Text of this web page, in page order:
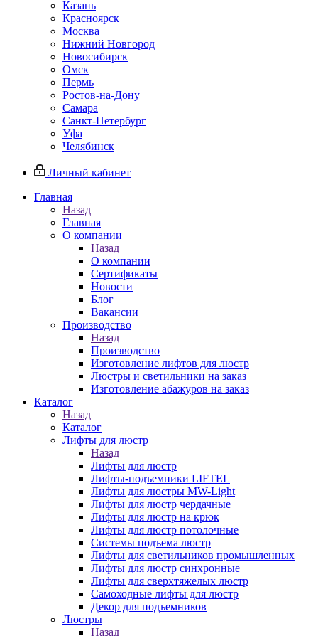
Казань
Красноярск
Москва
Нижний Новгород
Новосибирск
Омск
Пермь
Ростов-на-Дону
Самара
Санкт-Петербург
Уфа
Челябинск
Личный кабинет
Главная
Назад
Главная
О компании
Назад
О компании
Сертификаты
Новости
Блог
Вакансии
Производство
Назад
Производство
Изготовление лифтов для люстр
Люстры и светильники на заказ
Изготовление абажуров на заказ
Каталог
Назад
Каталог
Лифты для люстр
Назад
Лифты для люстр
Лифты-подъемники LIFTEL
Лифты для люстры MW-Light
Лифты для люстр чердачные
Лифты для люстр на крюк
Лифты для люстр потолочные
Системы подъема люстр
Лифты для светильников промышленных
Лифты для люстр синхронные
Лифты для сверхтяжелых люстр
Самоходные лифты для люстр
Декор для подъемников
Люстры
Назад